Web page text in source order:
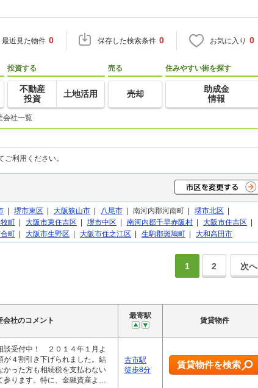
最近見た物件 0 保存した検索条件 0 お気に入り 0
投資する
不動産
投資
土地活用
売る
売却
住みやすい街を探す
助成金
情報
会社一覧
利用ください。
| 堺市東区 | 大阪狭山市 | 八尾市 | 南河内郡河南町 | 堺市北区 |
町 | 大阪市東住吉区 | 堺市中区 | 南河内郡千早赤阪村 | 大阪市住吉区 |
町 | 大阪市生野区 | 大阪市住之江区 | 生駒郡斑鳩町 | 大和高田市
1 2 次へ
会社のコメント
最寄駅
賃貸物件
談受付中！ ２０１４年１月よ
が４割引き下げられました。結
かった方も相続税を支払わない
参ります。特に、金融資産よ…
古市駅
徒歩8分
賃貸物件を検索